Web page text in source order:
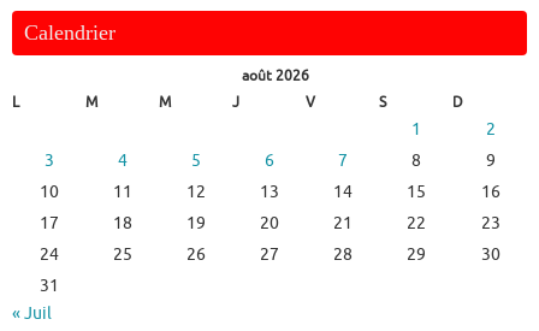
Calendrier
août 2026
L
M M J V S D
1
2
3
4 5 6 7 8
9
10
11 12 13 14 15
16
17
18 19 20 21 22
23
24
25 26 27 28 29
30
31
« Juil